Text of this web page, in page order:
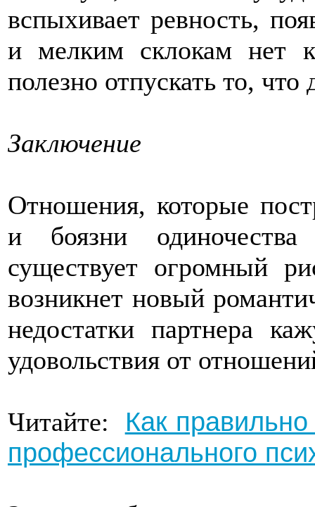
вспыхивает ревность,
и мелким склокам нет
полезно отпускать то, что
Заключение
Отношения, которые
и боязни
существует огромный
возникнет новый
недостатки партнера
удовольствия от
Читайте: Как
профессионального